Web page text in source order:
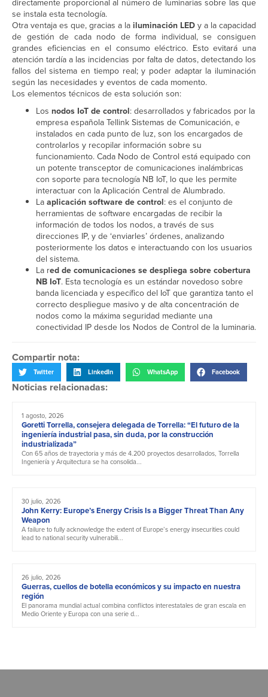
directamente proporcional al número de luminarias sobre las que
se instala esta tecnología.
Otra ventaja es que, gracias a la iluminación LED y a la capacidad
de gestión de cada nodo de forma individual, se consiguen
grandes eficiencias en el consumo eléctrico. Esto evitará una
atención tardía a las incidencias por falta de datos, detectando los
fallos del sistema en tiempo real; y poder adaptar la iluminación
según las necesidades y eventos de cada momento.
Los elementos técnicos de esta solución son:
Los nodos IoT de control: desarrollados y fabricados por la
empresa española Tellink Sistemas de Comunicación, e
instalados en cada punto de luz, son los encargados de
controlarlos y recopilar información sobre su
funcionamiento. Cada Nodo de Control está equipado con
un potente transceptor de comunicaciones inalámbricas
con soporte para tecnología NB IoT, lo que les permite
interactuar con la Aplicación Central de Alumbrado.
La aplicación software de control: es el conjunto de
herramientas de software encargadas de recibir la
información de todos los nodos, a través de sus
direcciones IP, y de ‘enviarles’ órdenes, analizando
posteriormente los datos e interactuando con los usuarios
del sistema.
La red de comunicaciones se despliega sobre cobertura
NB IoT. Esta tecnología es un estándar novedoso sobre
banda licenciada y específico del IoT que garantiza tanto el
correcto despliegue masivo y de alta concentración de
nodos como la máxima seguridad mediante una
conectividad IP desde los Nodos de Control de la luminaria.
Compartir nota:
Twitter LinkedIn WhatsApp Facebook
Noticias relacionadas:
1 agosto, 2026
Goretti Torrella, consejera delegada de Torrella: “El futuro de la
ingeniería industrial pasa, sin duda, por la construcción
industrializada”
Con 65 años de trayectoria y más de 4.200 proyectos desarrollados, Torrella
Ingeniería y Arquitectura se ha consolida...
30 julio, 2026
John Kerry: Europe’s Energy Crisis Is a Bigger Threat Than Any
Weapon
A failure to fully acknowledge the extent of Europe’s energy insecurities could
lead to national security vulnerabili...
26 julio, 2026
Guerras, cuellos de botella económicos y su impacto en nuestra
región
El panorama mundial actual combina conflictos interestatales de gran escala en
Medio Oriente y Europa con una serie d...